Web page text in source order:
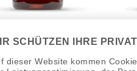
14,99 €*